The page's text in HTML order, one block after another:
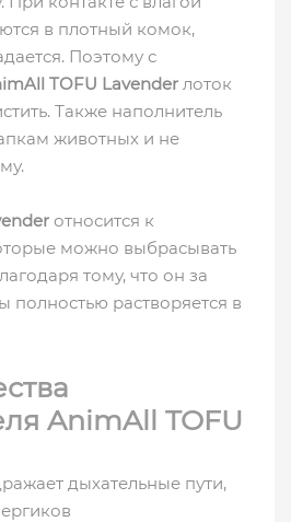
в плотный комок,
Поэтому с
TOFU Lavender лоток
Также наполнитель
животных и не
относится к
можно выбрасывать
тому, что он за
полностью растворяется в
AnimAll TOFU
дыхательные пути,